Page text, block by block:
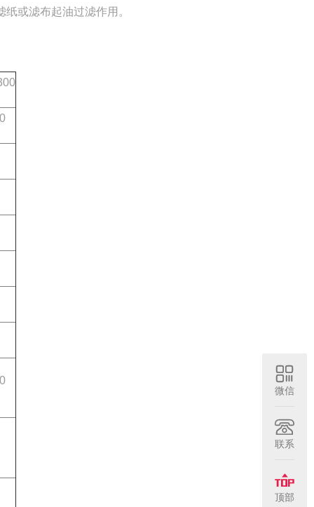
或滤布起油过滤作用。
微信
联系
顶部